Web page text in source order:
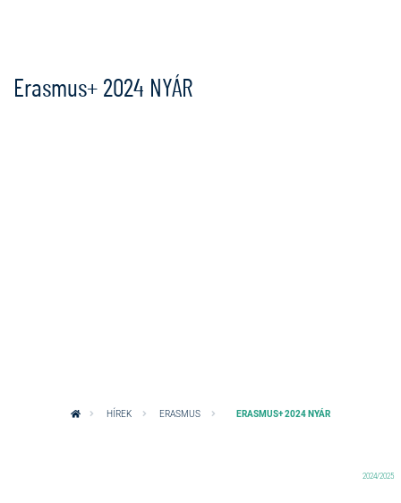
Erasmus+ 2024 NYÁR
HÍREK ERASMUS ERASMUS+ 2024 NYÁR
2024/2025